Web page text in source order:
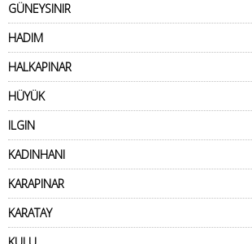
GÜNEYSINIR
HADIM
HALKAPINAR
HÜYÜK
ILGIN
KADINHANI
KARAPINAR
KARATAY